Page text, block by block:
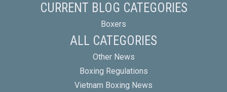
CURRENT BLOG CATEGORIES
Boxers
ALL CATEGORIES
Other News
Boxing Regulations
Vietnam Boxing News